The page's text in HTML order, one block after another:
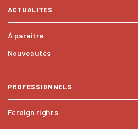
ACTUALITÉS
À paraître
Nouveautés
PROFESSIONNELS
Foreign rights